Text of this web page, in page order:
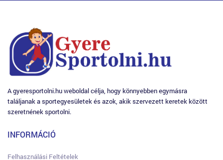
A gyeresportolni.hu weboldal célja, hogy könnyebben egymásra
találjanak a sportegyesületek és azok, akik szervezett keretek között
szeretnének sportolni.
INFORMÁCIÓ
Felhasználási Feltételek